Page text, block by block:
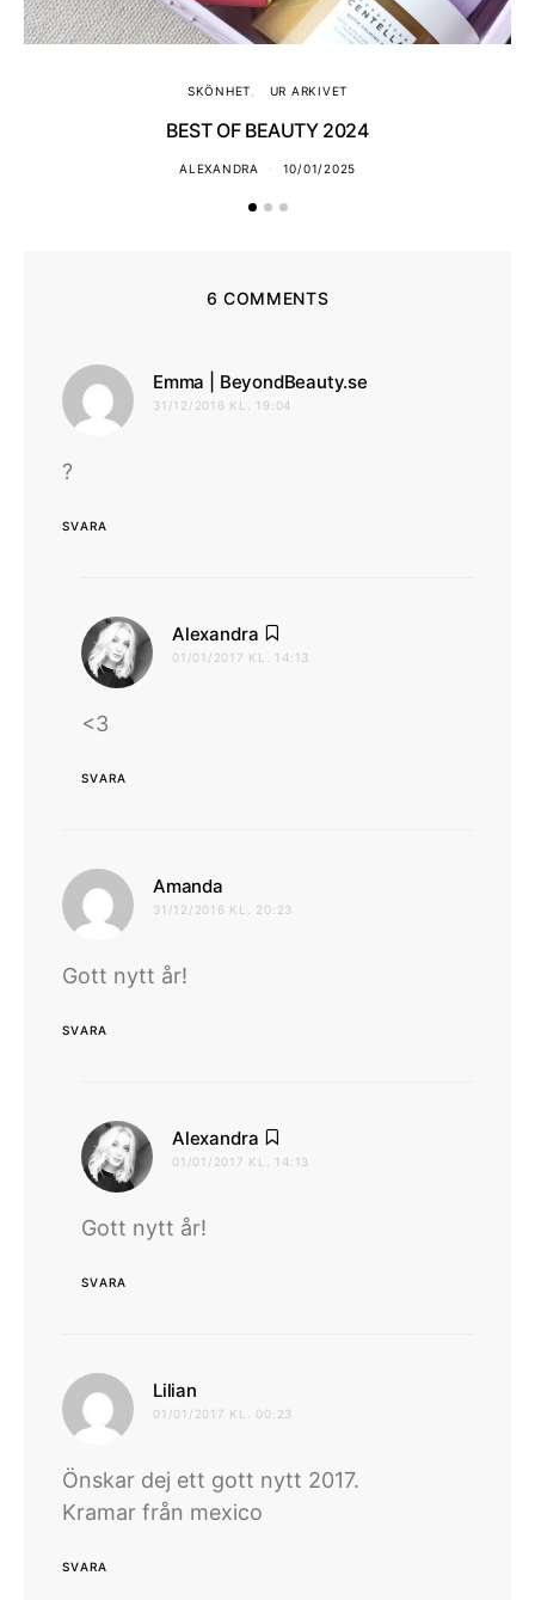
SKÖNHET UR ARKIVET
BEST OF BEAUTY 2024
ALEXANDRA 10/01/2025
6 COMMENTS
Emma | BeyondBeauty.se
31/12/2016 KL. 19:04
?
SVARA
Alexandra
01/01/2017 KL. 14:13
<3
SVARA
Amanda
31/12/2016 KL. 20:23
Gott nytt år!
SVARA
Alexandra
01/01/2017 KL. 14:13
Gott nytt år!
SVARA
Lilian
01/01/2017 KL. 00:23
Önskar dej ett gott nytt 2017.
Kramar från mexico
SVARA